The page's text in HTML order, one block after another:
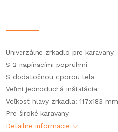
Univerzálne zrkadlo pre karavany
S 2 napínacími popruhmi
S dodatočnou oporou tela
Veľmi jednoduchá inštalácia
Veľkosť hlavy zrkadla: 117x183 mm
Pre široké karavany
Detailné informácie